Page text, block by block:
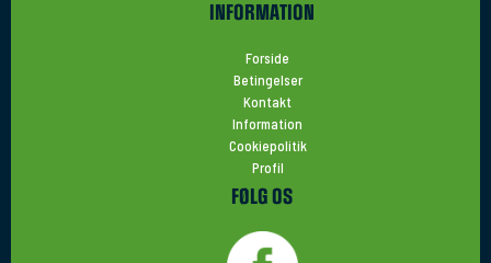
INFORMATION
Forside
Betingelser
Kontakt
Information
Cookiepolitik
Profil
FØLG OS